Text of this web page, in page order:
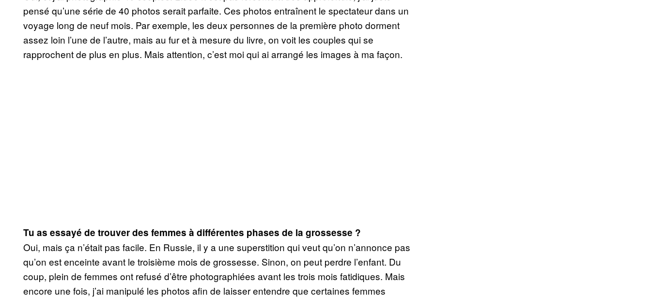
pensé qu’une série de 40 photos serait parfaite. Ces photos entraînent le spectateur dans un
voyage long de neuf mois. Par exemple, les deux personnes de la première photo dorment
assez loin l’une de l’autre, mais au fur et à mesure du livre, on voit les couples qui se
rapprochent de plus en plus. Mais attention, c’est moi qui ai arrangé les images à ma façon.
Tu as essayé de trouver des femmes à différentes phases de la grossesse ?
Oui, mais ça n’était pas facile. En Russie, il y a une superstition qui veut qu’on n’annonce pas
qu’on est enceinte avant le troisième mois de grossesse. Sinon, on peut perdre l’enfant. Du
coup, plein de femmes ont refusé d’être photographiées avant les trois mois fatidiques. Mais
encore une fois, j’ai manipulé les photos afin de laisser entendre que certaines femmes